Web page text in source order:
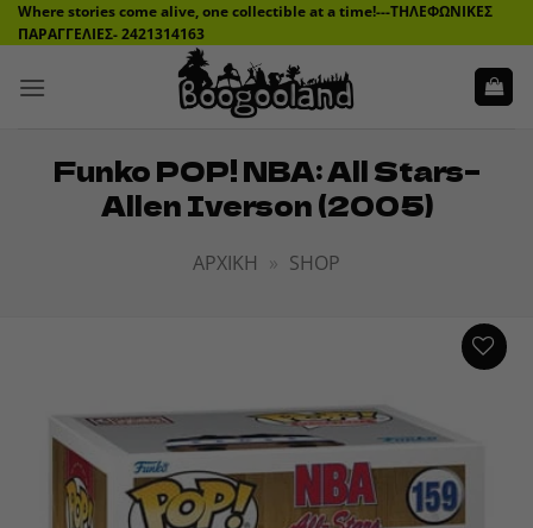
Μετάβαση
στο
Where stories come alive, one collectible at a time!---ΤΗΛΕΦΩΝΙΚΕΣ
ΠΑΡΑΓΓΕΛΙΕΣ- 2421314163
Funko POP! NBA: All Stars–
Allen Iverson (2005)
ΑΡΧΙΚΉ » SHOP
WISHLIST